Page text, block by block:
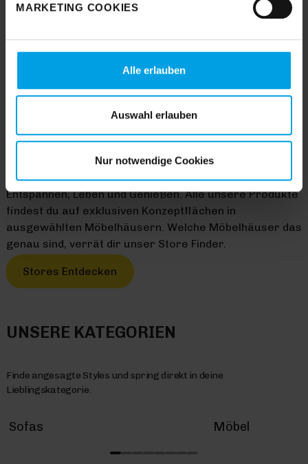
„Einverstanden“, wenn Sie mit dem Einsatz aller
widerrufen. Für weitere Informationen lesen Sie bitte
unsereDatenschutzhinweise. Unser Impressum finden
MARKETING COOKIES
Alle erlauben
Auswahl erlauben
Nur notwendige Cookies
HOMEMADE HAPPINESS
Mit Trendhopper verwandelst du deine Wohnung im
Handumdrehen in ein gemütliches Zuhause zum
Entspannen, Leben und Genießen. Alle unsere Produkte
findest du auf exklusiven Konzeptflächen in
ausgewählten Möbelhäusern. Welche Möbelhäuser das
genau sind, verrät dir unser Store Finder.
Stores Entdecken
UNSERE KATEGORIEN
Finde angesagte Styles und spring direkt in deine
Lieblingskategorie.
Sofas Möbel